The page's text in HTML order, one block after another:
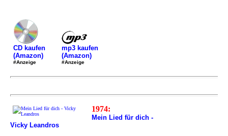
CD kaufen
(Amazon)
#Anzeige
mp3 kaufen
(Amazon)
#Anzeige
1974:
Mein Lied für dich -
Vicky Leandros